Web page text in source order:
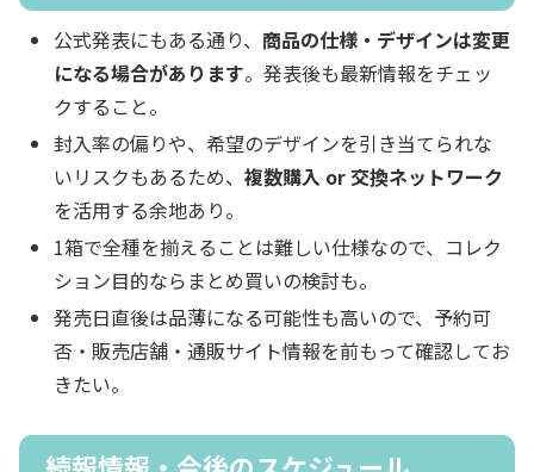
公式発表にもある通り、 商品の仕様・デザインは変更
になる場合があります。発表後も最新情報をチェッ
クすること。
封入率の偏りや、希望のデザインを引き当てられな
いリスクもあるため、複数購入 or 交換ネットワーク
を活用する余地あり。
1箱で全種を揃えることは難しい仕様なので、コレク
ション目的ならまとめ買いの検討も。
発売日直後は品薄になる可能性も高いので、予約可
否・販売店舗・通販サイト情報を前もって確認してお
きたい。